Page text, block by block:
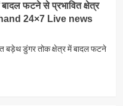
फटने से प्रभावित क्षेत्र
24×7 Live news
बड़ेथ डुंगर तोक क्षेत्र में बादल फटने